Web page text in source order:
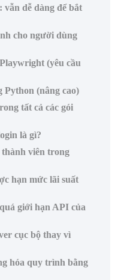
vẫn dễ dàng để bắt
cho người dùng
(yêu cầu
Python (nâng cao)
tất cả các gói
là gì?
thành viên trong
hạn mức lãi suất
giới hạn API của
cục bộ thay vì
hóa quy trình bằng